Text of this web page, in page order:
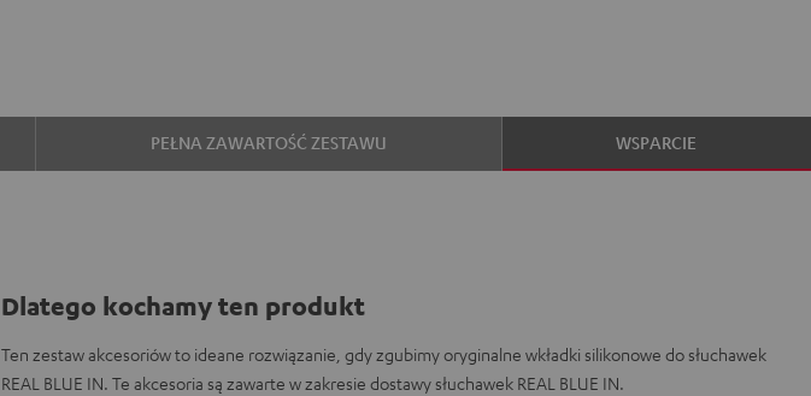
PEŁNA ZAWARTOŚĆ ZESTAWU WSPARCIE
Dlatego kochamy ten produkt
Ten zestaw akcesoriów to ideane rozwiązanie, gdy zgubimy oryginalne wkładki silikonowe do słuchawek
REAL BLUE IN. Te akcesoria są zawarte w zakresie dostawy słuchawek REAL BLUE IN.